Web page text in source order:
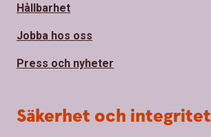
Hållbarhet
Jobba hos oss
Press och nyheter
Säkerhet och integritet